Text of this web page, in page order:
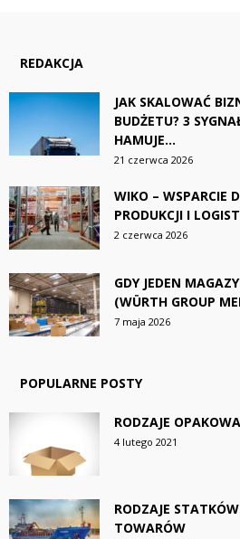
REDAKCJA
JAK SKALOWAĆ
BUDŻETU? 3
HAMUJE...
21 czerwca 2026
WIKO – WSPARCIE
PRODUKCJI I
2 czerwca 2026
GDY JEDEN
(WÜRTH GROUP
7 maja 2026
POPULARNE POSTY
RODZAJE
4 lutego 2021
RODZAJE
TOWARÓW